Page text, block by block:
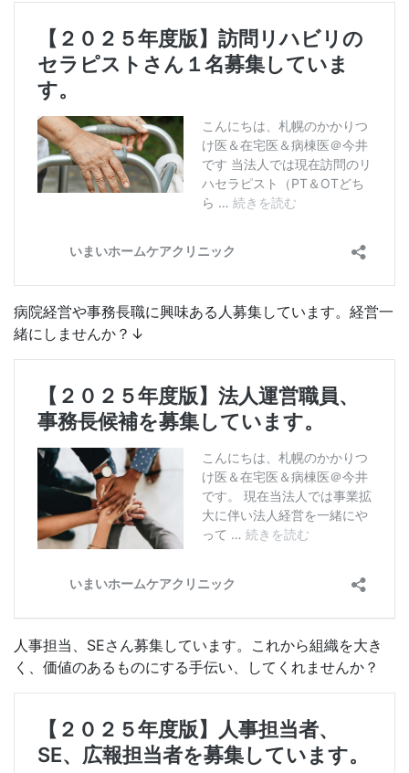
病院経営や事務長職に興味ある人募集しています。経営一
緒にしませんか？↓
人事担当、SEさん募集しています。これから組織を大き
く、価値のあるものにする手伝い、してくれませんか？